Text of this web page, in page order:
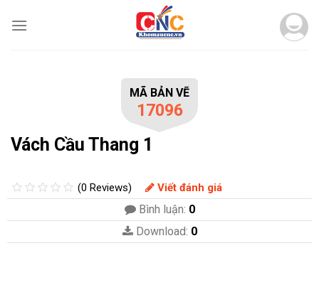
MÃ BẢN VẼ
17096
Vách Cầu Thang 1
(0 Reviews) Viết đánh giá
Bình luận: 0
Download: 0